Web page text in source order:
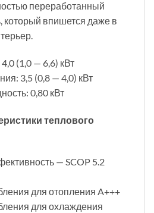
переработанный
который впишется даже в
(1,0 — 6,6) кВт
3,5 (0,8 — 4,0) кВт
0,80 кВт
теплового
— SCOP 5.2
для отопления A+++
для охлаждения